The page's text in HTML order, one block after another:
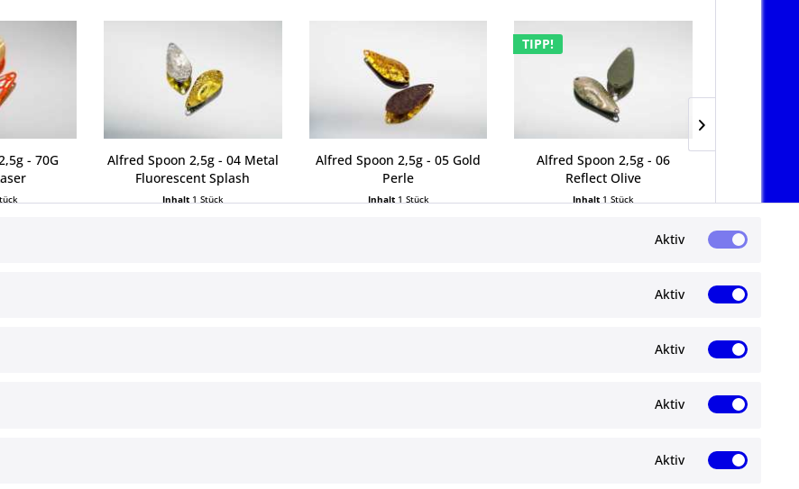
- 70G
Alfred Spoon 2,5g - 04 Metal
Fluorescent Splash
Inhalt 1 Stück
Alfred Spoon 2,5g - 05 Gold
Perle
Inhalt 1 Stück
TIPP!
Alfred Spoon 2,5g - 06
Reflect Olive
Inhalt 1 Stück
Abonnieren Sie den kostenlosen ma-
keine Neuigkeit oder Aktion mehr.
Aktiv
Aktiv
Aktiv
Aktiv
Aktiv